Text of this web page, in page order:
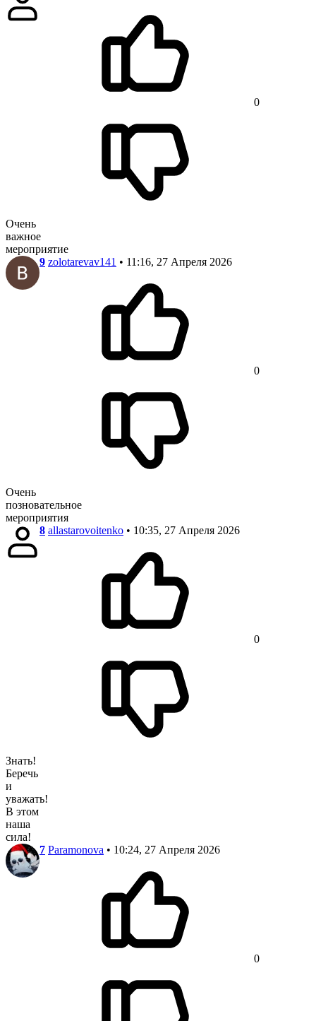
0
Очень
важное
мероприятие
9 zolotarevav141 • 11:16, 27 Апреля 2026
0
Очень
позновательное
мероприятия
8 allastarovoitenko • 10:35, 27 Апреля 2026
0
Знать!
Беречь
и
уважать!
В этом
наша
сила!
7 Paramonova • 10:24, 27 Апреля 2026
0